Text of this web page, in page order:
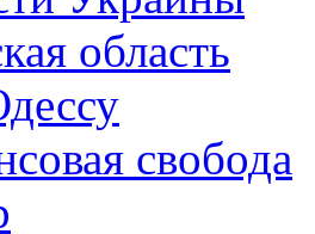
область
свобода